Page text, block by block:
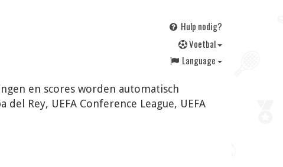
Hulp nodig?
Voetbal
Language
en scores worden automatisch
Rey, UEFA Conference League, UEFA